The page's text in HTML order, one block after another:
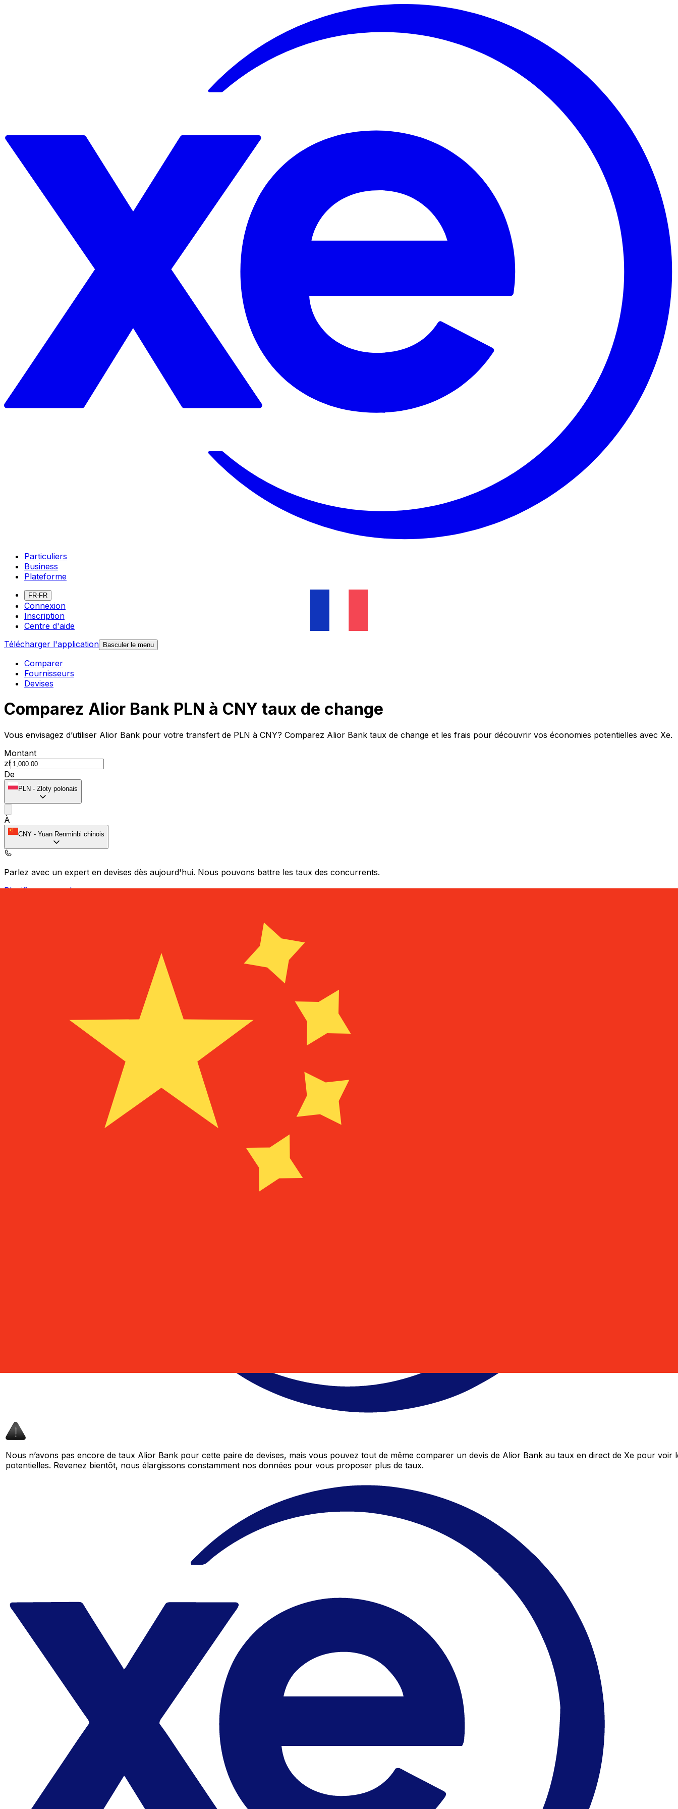
Particuliers
Business
Plateforme
FR-FR
Connexion
Inscription
Centre d'aide
Télécharger l'application Basculer le menu
Comparer
Fournisseurs
Devises
Comparez Alior Bank PLN à CNY taux de change
Vous envisagez d’utiliser Alior Bank pour votre transfert de PLN à CNY? Comparez Alior Bank taux de change et les frais pour découvrir vos économies potentielles avec Xe.
Montant
zł
De
PLN - Zloty polonais
À
CNY - Yuan Renminbi chinois
Parlez avec un expert en devises dès aujourd'hui. Nous pouvons battre les taux des concurrents.
Planifier un appel
Nous n’avons pas encore de taux Alior Bank pour cette paire de devises, mais vous pouvez tout de même comparer un devis de Alior Bank au taux en direct de Xe pour voir
potentielles. Revenez bientôt, nous élargissons constamment nos données pour vous proposer plus de taux.